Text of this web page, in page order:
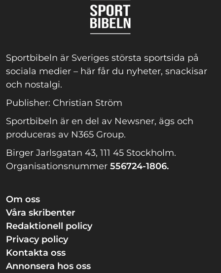
Sportbibeln är Sveriges största sportsida på
sociala medier – här får du nyheter, snackisar
och nostalgi.
Publisher: Christian Ström
Sportbibeln är en del av Newsner, ägs och
produceras av N365 Group.
Birger Jarlsgatan 43, 111 45 Stockholm.
Organisationsnummer 556724-1806.
Om oss
Våra skribenter
Redaktionell policy
Privacy policy
Kontakta oss
Annonsera hos oss